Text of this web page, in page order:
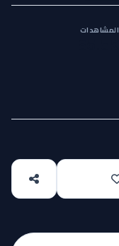
المشاهدات